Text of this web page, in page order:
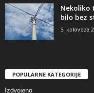
Nekoliko
bilo bez
5. kolovoza
POPULARNE KATEGORIJE
Izdvojeno